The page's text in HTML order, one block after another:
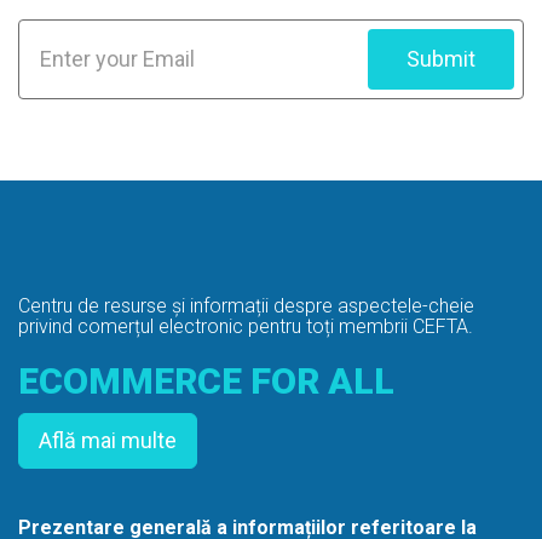
Submit
Centru de resurse și informații despre aspectele-cheie
privind comerțul electronic pentru toți membrii CEFTA.
ECOMMERCE FOR ALL
Află mai multe
Prezentare generală a informațiilor referitoare la